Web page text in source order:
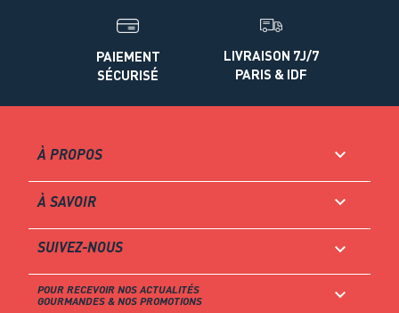
PAIEMENT
SÉCURISÉ
LIVRAISON 7J/7
PARIS & IDF
À PROPOS 
À SAVOIR 
SUIVEZ-NOUS 
POUR RECEVOIR NOS ACTUALITÉS
GOURMANDES & NOS PROMOTIONS
